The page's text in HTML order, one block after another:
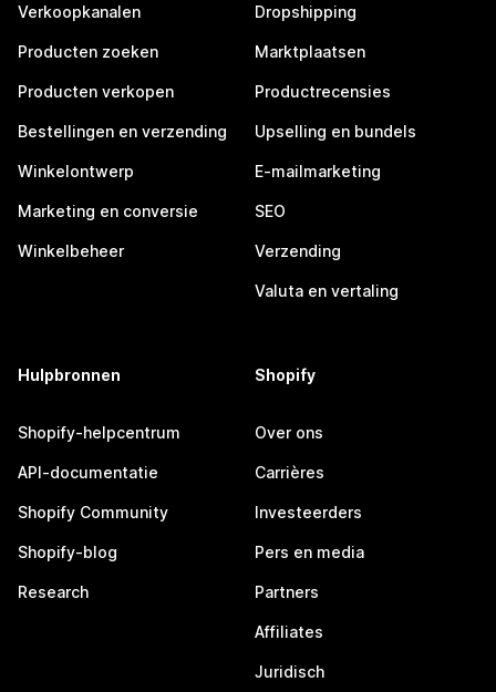
Verkoopkanalen
Producten zoeken
Producten verkopen
Bestellingen en verzending
Winkelontwerp
Marketing en conversie
Winkelbeheer
Dropshipping
Marktplaatsen
Productrecensies
Upselling en bundels
E-mailmarketing
SEO
Verzending
Valuta en vertaling
Hulpbronnen
Shopify-helpcentrum
API-documentatie
Shopify Community
Shopify-blog
Research
Shopify
Over ons
Carrières
Investeerders
Pers en media
Partners
Affiliates
Juridisch